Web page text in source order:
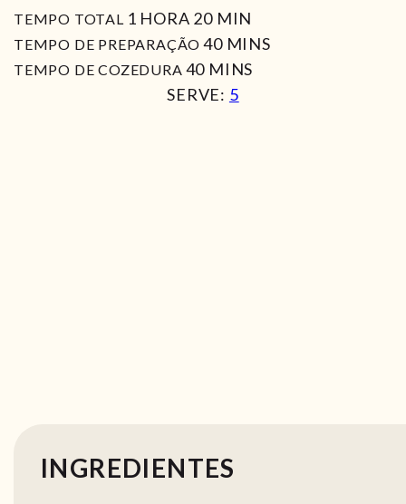
TEMPO TOTAL 1 HORA
HORA 20MIN
MIN
TEMPO DE PREPARAÇÃO 40MIN
MINS
TEMPO DE COZEDURA 40MIN
MINS
SERVE: 5
INGREDIENTES